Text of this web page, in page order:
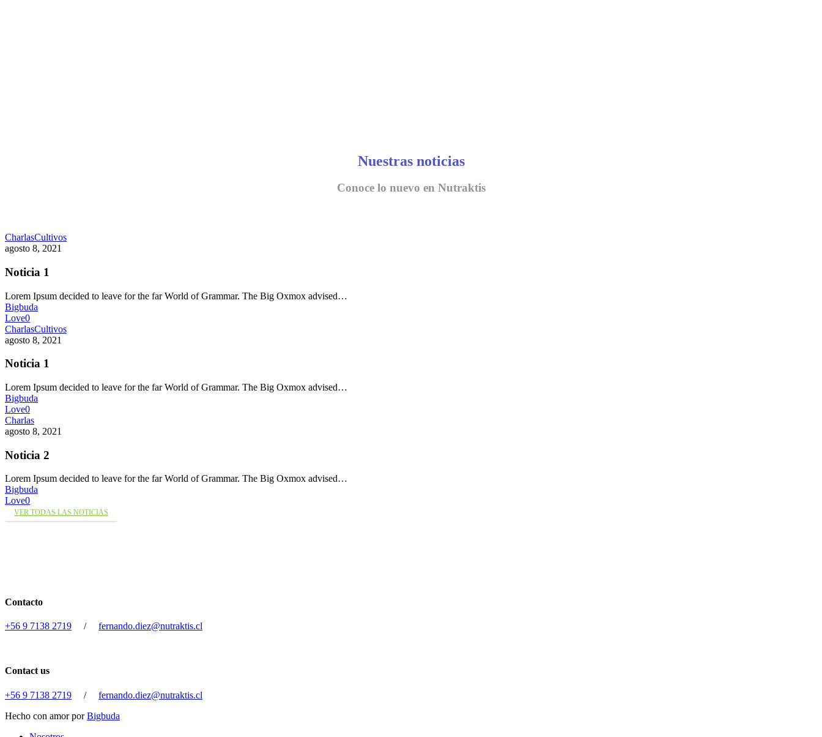
Nuestras noticias
Conoce lo nuevo en Nutraktis
CharlasCultivos
agosto 8, 2021
Noticia 1
Lorem Ipsum decided to leave for the far World of Grammar. The Big Oxmox advised…
Bigbuda
Love0
CharlasCultivos
agosto 8, 2021
Noticia 1
Lorem Ipsum decided to leave for the far World of Grammar. The Big Oxmox advised…
Bigbuda
Love0
Charlas
agosto 8, 2021
Noticia 2
Lorem Ipsum decided to leave for the far World of Grammar. The Big Oxmox advised…
Bigbuda
Love0
VER TODAS LAS NOTICIAS
Contacto
+56 9 7138 2719 / fernando.diez@nutraktis.cl
Contact us
+56 9 7138 2719 / fernando.diez@nutraktis.cl
Hecho con amor porBigbuda